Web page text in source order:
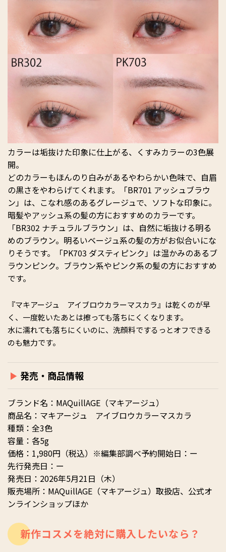
カラーは垢抜けた印象に仕上がる、くすみカラーの3色展
開。
どのカラーもほんのり白みがあるやわらかい色味で、自眉
の黒さをやわらげてくれます。「BR701 アッシュブラウ
ン」は、こなれ感のあるグレージュで、ソフトな印象に。
暗髪やアッシュ系の髪の方におすすめのカラーです。
「BR302 ナチュラルブラウン」は、自然に垢抜ける明る
めのブラウン。明るいベージュ系の髪の方がお似合いにな
りそうです。「PK703 ダスティピンク」は温かみのあるブ
ラウンピンク。ブラウン系やピンク系の髪の方におすすめ
です。
『マキアージュ アイブロウカラーマスカラ』は乾くのが早
く、一度乾いたあとは擦っても落ちにくくなります。
水に濡れても落ちにくいのに、洗顔料でするっとオフできる
のも魅力です。
発売・商品情報
ブランド名：MAQuillAGE（マキアージュ）
商品名：マキアージュ アイブロウカラーマスカラ
種類：全3色
容量：各5g
価格：1,980円（税込）※編集部調べ予約開始日：ー
先行発売日：ー
発売日：2026年5月21日（木）
販売場所：MAQuillAGE（マキアージュ）取扱店、公式オ
ンラインショップほか
新作コスメを絶対に購入したいなら？